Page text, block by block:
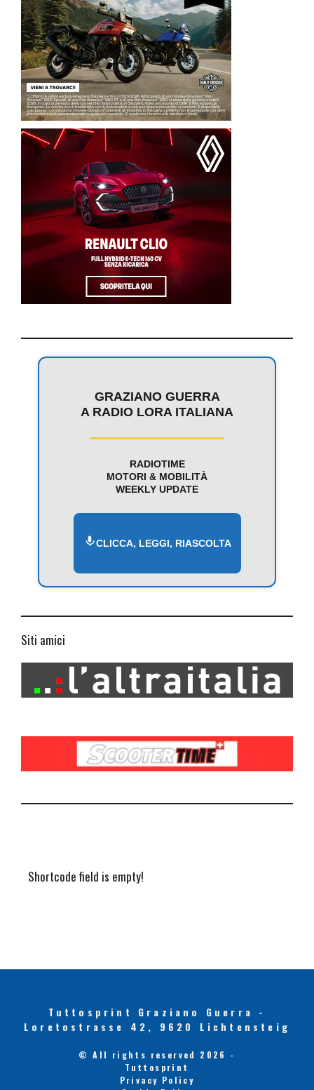
GRAZIANO GUERRA
A RADIO LORA ITALIANA
RADIOTIME
MOTORI & MOBILITÀ
WEEKLY UPDATE
CLICCA, LEGGI, RIASCOLTA
Siti amici
Shortcode field is empty!
Tuttosprint Graziano Guerra -
Loretostrasse 42, 9620 Lichtensteig
© All rights reserved 2026 -
Tuttosprint
Privacy Policy